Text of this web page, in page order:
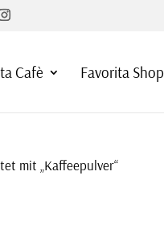
Cafè Favorita Shop
mit „Kaffeepulver“